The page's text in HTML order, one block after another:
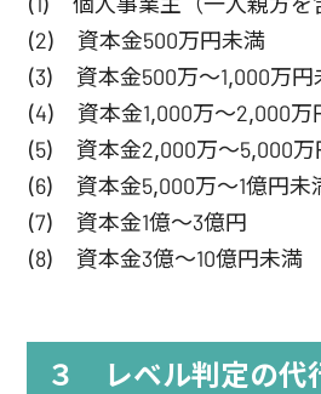
(2) 資本金500万円
(3) 資本金500万～1,000万
(4) 資本金1,000万～2,000
(5) 資本金2,000万～5,000
(6) 資本金5,000万～1億
(7) 資本金1億～3億
(8) 資本金3億～10億円
３ レベル判定の